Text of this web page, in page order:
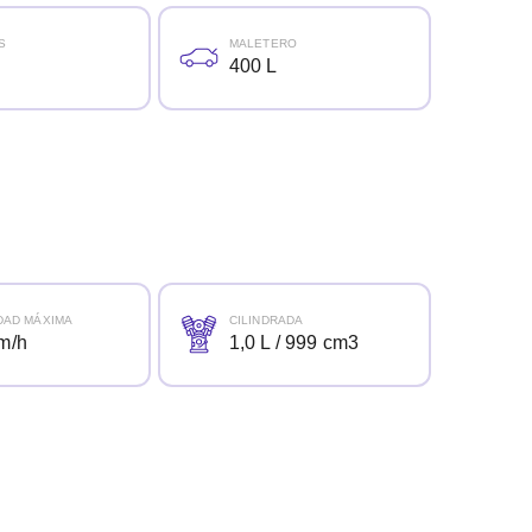
MALETERO
400 L
MÁXIMA
h
CILINDRADA
1,0 L / 999 cm3